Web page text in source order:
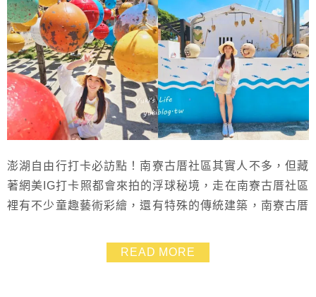
澎湖自由行打卡必訪點！南寮古厝社區其實人不多，但藏
著網美IG打卡照都會來拍的浮球秘境，走在南寮古厝社區
裡有不少童趣藝術彩繪，還有特殊的傳統建築，南寮古厝
READ MORE